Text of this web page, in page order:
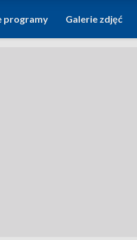
programy Galerie zdjęć